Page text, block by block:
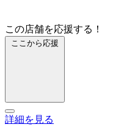
この店舗を応援する！
ここから応援
詳細を見る